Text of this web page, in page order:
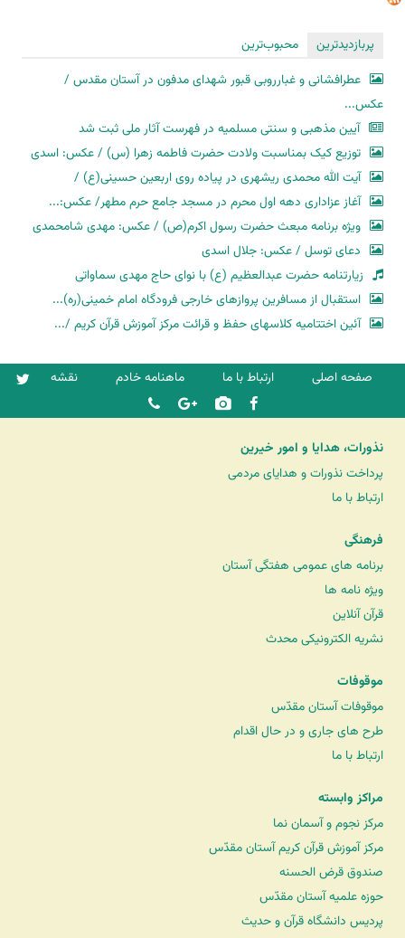
پربازدیدترین
محبوب‌ترین
عطرافشانی و غبارروبی قبور شهدای مدفون در آستان مقدس /
عکس...
آیین مذهبی و سنتی مسلمیه در فهرست آثار ملی ثبت شد
توزیع کیک بمناسبت ولادت حضرت فاطمه زهرا (س) / عکس: اسدی
آیت الله محمدی ریشهری در پیاده روی اربعین حسینی(ع) /
آغاز عزاداری دهه اول محرم در مسجد جامع حرم مطهر/ عکس:...
ویژه برنامه مبعث حضرت رسول اکرم(ص) / عکس: مهدی شامحمدی
دعای توسل / عکس: جلال اسدی
زیارتنامه حضرت عبدالعظیم (ع) با نوای حاج مهدی سماواتی
استقبال از مسافرین پروازهای خارجی فرودگاه امام خمینی(ره)...
آئین اختتامیه کلاسهای حفظ و قرائت مرکز آموزش قرآن کریم /...
صفحه اصلی ارتباط با ما ماهنامه خادم نقشه
نذورات، هدایا و امور خیرین
پرداخت نذورات و هدایای مردمی
ارتباط با ما
فرهنگی
برنامه های عمومی هفتگی آستان
ویژه نامه ها
قرآن آنلاین
نشریه الکترونیکی محدث
موقوفات
موقوفات آستان مقدّس
طرح های جاری و در حال اقدام
ارتباط با ما
مراکز وابسته
مرکز نجوم و آسمان نما
مرکز آموزش قرآن کریم آستان مقدّس
صندوق قرض الحسنه
حوزه علمیه آستان مقدّس
پردیس دانشگاه قرآن و حدیث